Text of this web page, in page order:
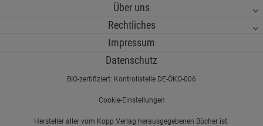
Über uns
Rechtliches
Impressum
Datenschutz
BIO-zertifiziert: Kontrollstelle DE-ÖKO-006
Cookie-Einstellungen
Hersteller aller vom Kopp Verlag herausgegebenen Bücher ist: